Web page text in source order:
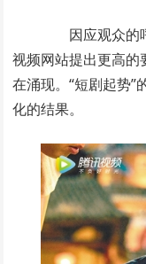
因应观众的呼
视频网站提出更高的
在涌现。“短剧起势
化的结果。